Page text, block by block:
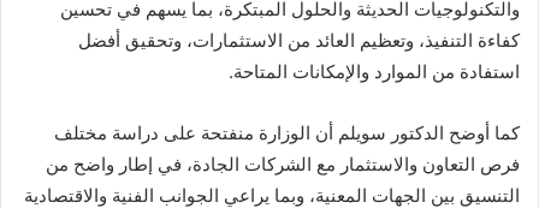
والتكنولوجيات الحديثة والحلول المبتكرة، بما يسهم في تحسين
كفاءة التنفيذ، وتعظيم العائد من الاستثمارات، وتحقيق أفضل
استفادة من الموارد والإمكانات المتاحة.
كما أوضح الدكتور سويلم أن الوزارة منفتحة على دراسة مختلف
فرص التعاون والاستثمار مع الشركات الجادة، في إطار واضح من
التنسيق بين الجهات المعنية، وبما يراعي الجوانب الفنية والاقتصادية